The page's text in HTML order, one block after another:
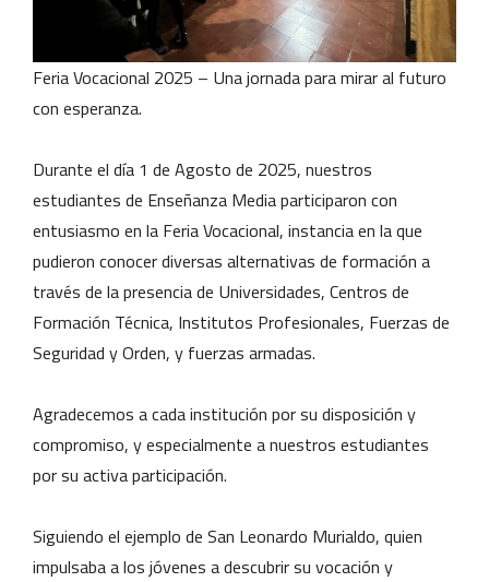
Feria Vocacional 2025 – Una jornada para mirar al futuro
con esperanza.
Durante el día 1 de Agosto de 2025, nuestros
estudiantes de Enseñanza Media participaron con
entusiasmo en la Feria Vocacional, instancia en la que
pudieron conocer diversas alternativas de formación a
través de la presencia de Universidades, Centros de
Formación Técnica, Institutos Profesionales, Fuerzas de
Seguridad y Orden, y fuerzas armadas.
Agradecemos a cada institución por su disposición y
compromiso, y especialmente a nuestros estudiantes
por su activa participación.
Siguiendo el ejemplo de San Leonardo Murialdo, quien
impulsaba a los jóvenes a descubrir su vocación y